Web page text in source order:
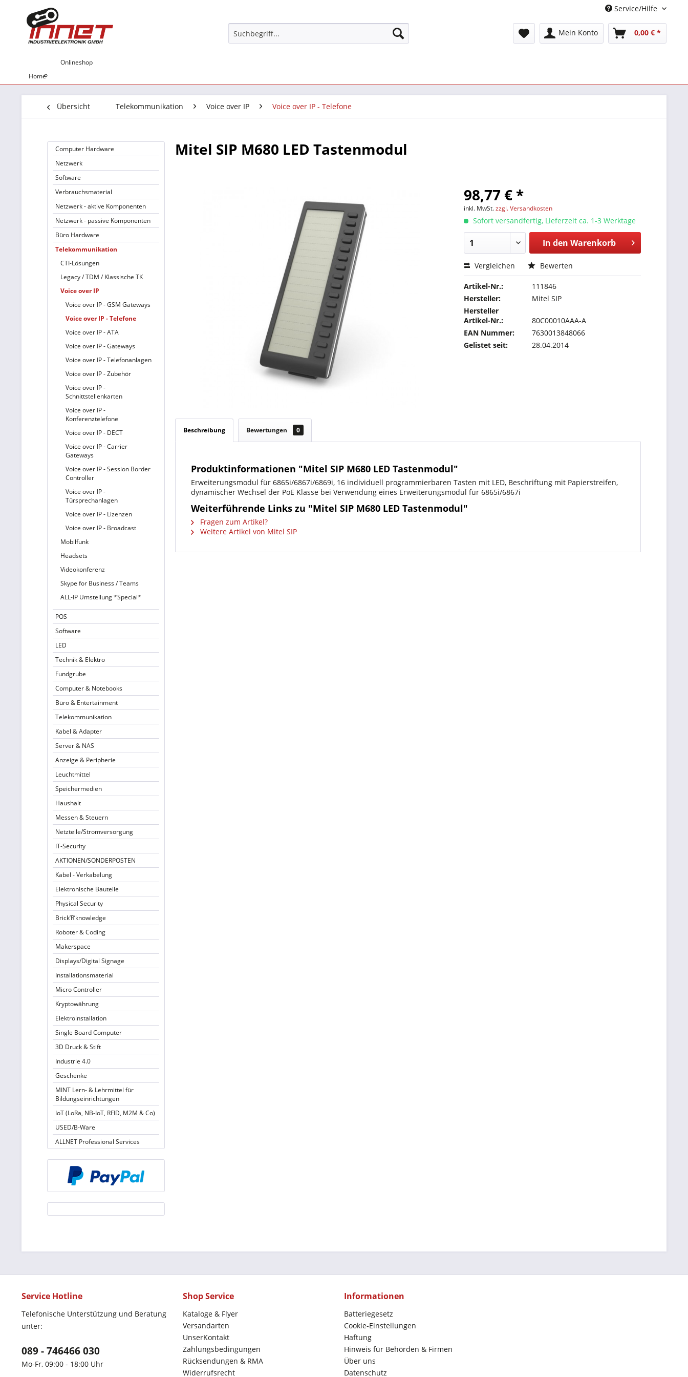
Service/Hilfe
Mein Konto 0,00 € *
Home
Onlineshop
Übersicht Telekommunikation Voice over IP Voice over IP - Telefone
Computer Hardware
Netzwerk
Software
Verbrauchsmaterial
Netzwerk - aktive Komponenten
Netzwerk - passive Komponenten
Büro Hardware
Telekommunikation
CTI-Lösungen
Legacy / TDM / Klassische TK
Voice over IP
Voice over IP - GSM Gateways
Voice over IP - Telefone
Voice over IP - ATA
Voice over IP - Gateways
Voice over IP - Telefonanlagen
Voice over IP - Zubehör
Voice over IP -
Schnittstellenkarten
Voice over IP -
Konferenztelefone
Voice over IP - DECT
Voice over IP - Carrier
Gateways
Voice over IP - Session Border
Controller
Voice over IP -
Türsprechanlagen
Voice over IP - Lizenzen
Voice over IP - Broadcast
Mobilfunk
Headsets
Videokonferenz
Skype for Business / Teams
ALL-IP Umstellung *Special*
POS
Software
LED
Technik & Elektro
Fundgrube
Computer & Notebooks
Büro & Entertainment
Telekommunikation
Kabel & Adapter
Server & NAS
Anzeige & Peripherie
Leuchtmittel
Speichermedien
Haushalt
Messen & Steuern
Netzteile/Stromversorgung
IT-Security
AKTIONEN/SONDERPOSTEN
Kabel - Verkabelung
Elektronische Bauteile
Physical Security
Brick’R’knowledge
Roboter & Coding
Makerspace
Displays/Digital Signage
Installationsmaterial
Micro Controller
Kryptowährung
Elektroinstallation
Single Board Computer
3D Druck & Stift
Industrie 4.0
Geschenke
MINT Lern- & Lehrmittel für
Bildungseinrichtungen
IoT (LoRa, NB-IoT, RFID, M2M & Co)
USED/B-Ware
ALLNET Professional Services
Mitel SIP M680 LED Tastenmodul
98,77 € *
inkl. MwSt.zzgl. Versandkosten
Sofort versandfertig, Lieferzeit ca. 1-3 Werktage
In den Warenkorb
Vergleichen Bewerten
Artikel-Nr.:
111846
Hersteller:
Mitel SIP
Hersteller
Artikel-Nr.:
80C00010AAA-A
EAN Nummer:
7630013848066
Gelistet seit:
28.04.2014
Beschreibung Bewertungen 0
Produktinformationen "Mitel SIP M680 LED Tastenmodul"
Erweiterungsmodul für 6865i/6867i/6869i, 16 individuell programmierbaren Tasten mit LED, Beschriftung mit Papierstreifen,
dynamischer Wechsel der PoE Klasse bei Verwendung eines Erweiterungsmodul für 6865i/6867i
Weiterführende Links zu "Mitel SIP M680 LED Tastenmodul"
Fragen zum Artikel?
Weitere Artikel von Mitel SIP
Service Hotline
Telefonische Unterstützung und Beratung
unter:
089 - 746466 030
Mo-Fr, 09:00 - 18:00 Uhr
Shop Service
Kataloge & Flyer
Versandarten
UnserKontakt
Zahlungsbedingungen
Rücksendungen & RMA
Widerrufsrecht
Informationen
Batteriegesetz
Cookie-Einstellungen
Haftung
Hinweis für Behörden & Firmen
Über uns
Datenschutz